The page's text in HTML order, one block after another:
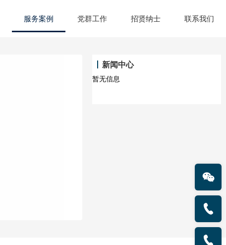
服务案例 党群工作 招贤纳士 联系我们
新闻中心
暂无信息